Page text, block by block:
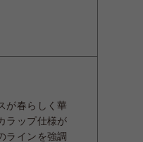
が春らしく華
ラップ仕様が
ラインを強調